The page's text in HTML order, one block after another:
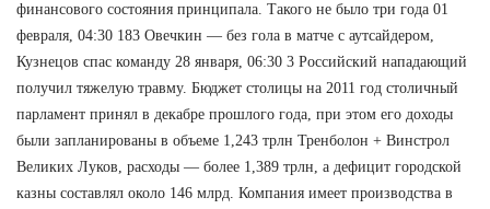
финансового состояния принципала. Такого не было три года 01
февраля, 04:30 183 Овечкин — без гола в матче с аутсайдером,
Кузнецов спас команду 28 января, 06:30 3 Российский нападающий
получил тяжелую травму. Бюджет столицы на 2011 год столичный
парламент принял в декабре прошлого года, при этом его доходы
были запланированы в объеме 1,243 трлн Тренболон + Винстрол
Великих Луков, расходы — более 1,389 трлн, а дефицит городской
казны составлял около 146 млрд. Компания имеет производства в